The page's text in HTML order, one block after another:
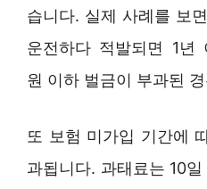
습니다. 실제 사례를 보
운전하다 적발되면 1년
원 이하 벌금이 부과된
또 보험 미가입 기간에
과됩니다. 과태료는 10